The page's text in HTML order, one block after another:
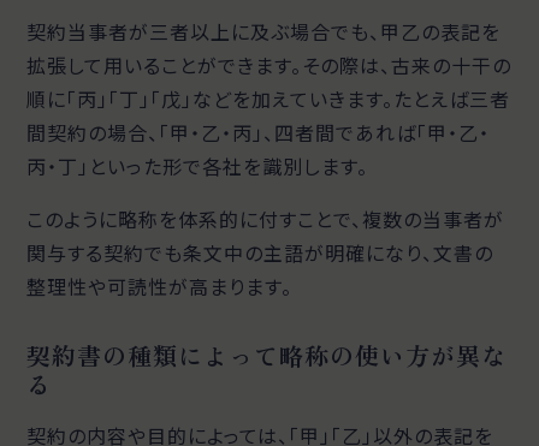
契約当事者が三者以上に及ぶ場合でも、甲乙の表記を
拡張して用いることができます。その際は、古来の十干の
順に「丙」「丁」「戊」などを加えていきます。たとえば三者
間契約の場合、「甲・乙・丙」、四者間であれば「甲・乙・
丙・丁」といった形で各社を識別します。
このように略称を体系的に付すことで、複数の当事者が
関与する契約でも条文中の主語が明確になり、文書の
整理性や可読性が高まります。
契約書の種類によって略称の使い方が異な
る
契約の内容や目的によっては、「甲」「乙」以外の表記を